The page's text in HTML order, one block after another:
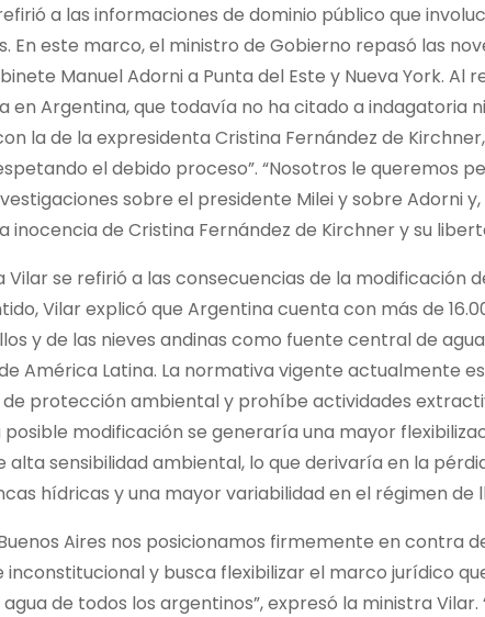
a las informaciones de dominio público que
En este marco, el ministro de Gobierno repasó las
Manuel Adorni a Punta del Este y Nueva York. Al
en Argentina, que todavía no ha citado a indagatoria
la de la expresidenta Cristina Fernández de
el debido proceso”. “Nosotros le queremos
sobre el presidente Milei y sobre Adorni
inocencia de Cristina Fernández de Kirchner y su
Vilar se refirió a las consecuencias de la modificación
Vilar explicó que Argentina cuenta con más de
y de las nieves andinas como fuente central de
América Latina. La normativa vigente actualmente
protección ambiental y prohíbe actividades
modificación se generaría una mayor
alta sensibilidad ambiental, lo que derivaría en la
hídricas y una mayor variabilidad en el régimen de
Aires nos posicionamos firmemente en contra
inconstitucional y busca flexibilizar el marco jurídico
de todos los argentinos”, expresó la ministra